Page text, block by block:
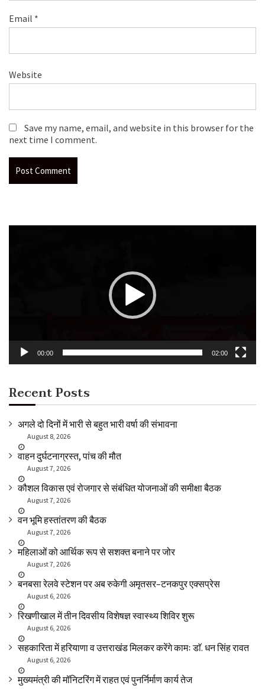
Email *
Website
Save my name, email, and website in this browser for the
next time I comment.
00:00 02:00
Recent Posts
अगले दो दिनों में भारी से बहुत भारी वर्षा की संभावना
August 8, 2026
वाहन दुर्घटनाग्रस्त, पांच की मौत
August 7, 2026
कौशल विकास एवं रोजगार से संबंधित योजनाओं की समीक्षा बैठक
August 7, 2026
वन भूमि हस्तांतरण की बैठक
August 7, 2026
महिलाओं को आर्थिक रूप से सशक्त बनाने पर जोर
August 7, 2026
बनबसा रेलवे स्टेशन पर अब रुकेगी अमृतसर–टनकपुर एक्सप्रेस
August 6, 2026
रिखणीखाल में तीन दिवसीय विशेषज्ञ स्वास्थ्य शिविर शुरू
August 6, 2026
सहकारिता में हरियाणा व उत्तराखंड मिलकर करेंगे कामः डाॅ. धन सिंह रावत
August 6, 2026
मुख्यमंत्री की मॉनिटरिंग में राहत एवं पुनर्निर्माण कार्य तेज